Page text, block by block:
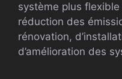
système plus
réduction des
rénovation,
d’amélioration des